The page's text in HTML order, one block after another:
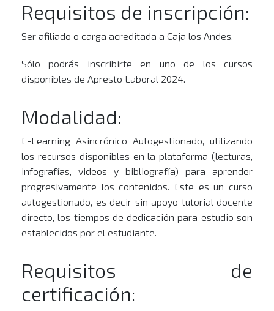
Requisitos de inscripción:
Ser afiliado o carga acreditada a Caja los Andes.
Sólo podrás inscribirte en uno de los cursos
disponibles de Apresto Laboral 2024.
Modalidad:
E-Learning Asincrónico Autogestionado, utilizando
los recursos disponibles en la plataforma (lecturas,
infografías, videos y bibliografía) para aprender
progresivamente los contenidos. Este es un curso
autogestionado, es decir sin apoyo tutorial docente
directo, los tiempos de dedicación para estudio son
establecidos por el estudiante.
Requisitos de
certificación: